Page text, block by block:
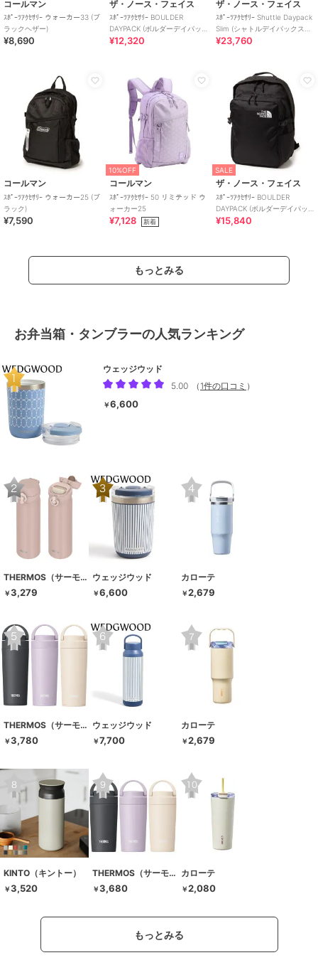
コールマン
ｽﾎﾟｰﾂｱｸｾｻﾘｰ ウォーカー33 (ブ
ラックヘザー)
¥8,690
ザ・ノース・フェイス
ｽﾎﾟｰﾂｱｸｾｻﾘｰ BOULDER
DAYPACK (ボルダーデイパッ
ク)
¥12,320
ザ・ノース・フェイス
ｽﾎﾟｰﾂｱｸｾｻﾘｰ Shuttle Daypack
Slim (シャトルデイパックスリ
ム)
¥23,760
コールマン
ｽﾎﾟｰﾂｱｸｾｻﾘｰ ウォーカー25 (ブ
ラック)
¥7,590
10%OFF
コールマン
ｽﾎﾟｰﾂｱｸｾｻﾘｰ 50 リミテッド ウ
ォーカー25
¥7,128 新着
SALE
ザ・ノース・フェイス
ｽﾎﾟｰﾂｱｸｾｻﾘｰ BOULDER
DAYPACK (ボルダーデイパッ
ク)
¥15,840
もっとみる
お弁当箱・タンブラーの人気ランキング
ウェッジウッド
5.00
（ 1件の口コミ ）
￥6,600
THERMOS（サーモス）
￥3,279
ウェッジウッド
￥6,600
カローテ
￥2,679
THERMOS（サーモス）
￥3,780
ウェッジウッド
￥7,700
カローテ
￥2,679
KINTO（キントー）
￥3,520
THERMOS（サーモス）
￥3,680
カローテ
￥2,080
もっとみる